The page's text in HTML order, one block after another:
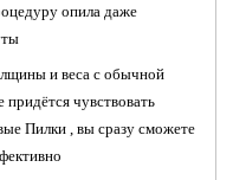
опила даже
и веса с обычной
чувствовать
Пилки , вы сразу сможете